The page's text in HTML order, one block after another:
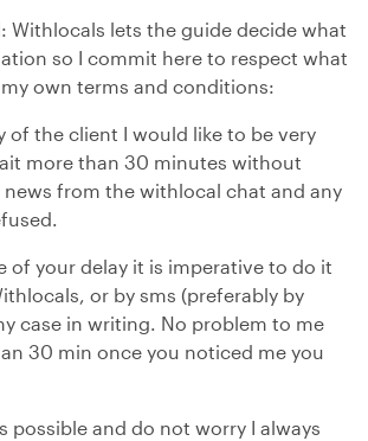
Withlocals lets the guide decide what
so I commit here to respect what
own terms and conditions:
of the client I would like to be very
more than 30 minutes without
from the withlocal chat and any
of your delay it is imperative to do it
or by sms (preferably by
case in writing. No problem to me
30 min once you noticed me you
possible and do not worry I always